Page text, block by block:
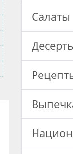
Салаты